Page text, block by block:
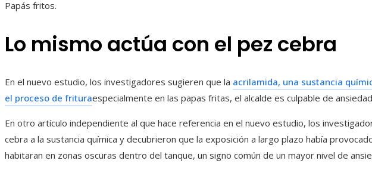
Papás ​​fritos.
Lo mismo actúa con el pez cebra
En el nuevo estudio, los investigadores sugieren que la acrilamida, una sustancia
el proceso de frituraespecialmente en las papas fritas, el alcalde es culpable de
En otro artículo independiente al que hace referencia en el nuevo estudio, los
cebra a la sustancia química y decubrieron que la exposición a largo plazo había
habitaran en zonas oscuras dentro del tanque, un signo común de un mayor nivel de